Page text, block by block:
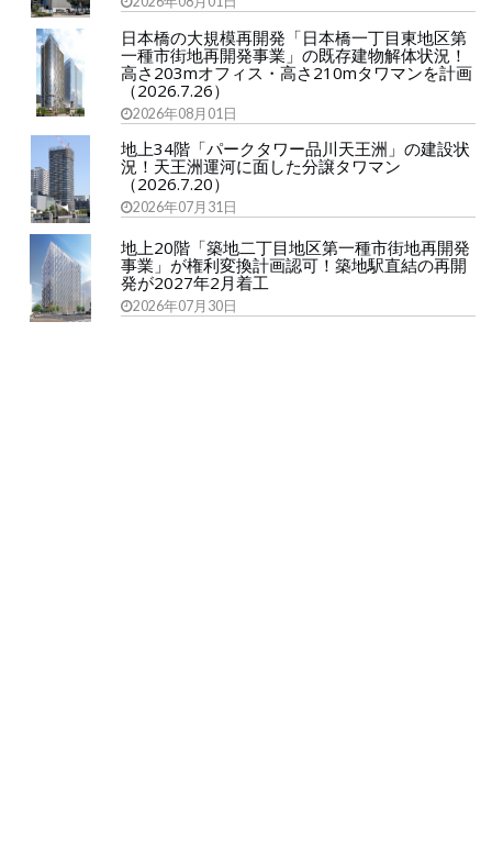
日本橋の大規模再開発「日本橋一丁目東地区第
一種市街地再開発事業」の既存建物解体状況！
高さ203mオフィス・高さ210mタワマンを計画
（2026.7.26）
2026年08月01日
地上34階「パークタワー品川天王洲」の建設状
況！天王洲運河に面した分譲タワマン
（2026.7.20）
2026年07月31日
地上20階「築地二丁目地区第一種市街地再開発
事業」が権利変換計画認可！築地駅直結の再開
発が2027年2月着工
2026年07月30日